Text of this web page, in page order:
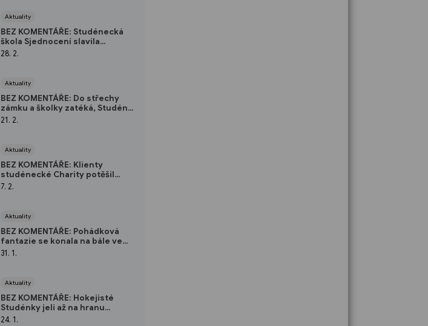
Aktuality
BEZ KOMENTÁŘE: Studénecká
škola Sjednocení slavila
karnevalem
28. 2.
Aktuality
BEZ KOMENTÁŘE: Do střechy
zámku a školky zatéká, Studénka
řeší situaci
21. 2.
Aktuality
BEZ KOMENTÁŘE: Klienty
studénecké Charity potěšil
chrámový sbor
7. 2.
Aktuality
BEZ KOMENTÁŘE: Pohádková
fantazie se konala na bále ve
Studénce
31. 1.
Aktuality
BEZ KOMENTÁŘE: Hokejisté
Studénky jeli až na hranu
možností
24. 1.